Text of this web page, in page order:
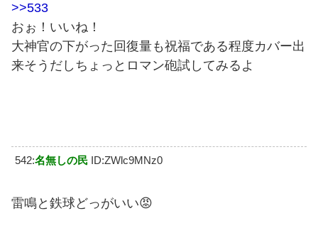
>>533
おぉ！いいね！
大神官の下がった回復量も祝福である程度カバー出
来そうだしちょっとロマン砲試してみるよ
542:名無しの民 ID:ZWlc9MNz0
雷鳴と鉄球どっがいい😡